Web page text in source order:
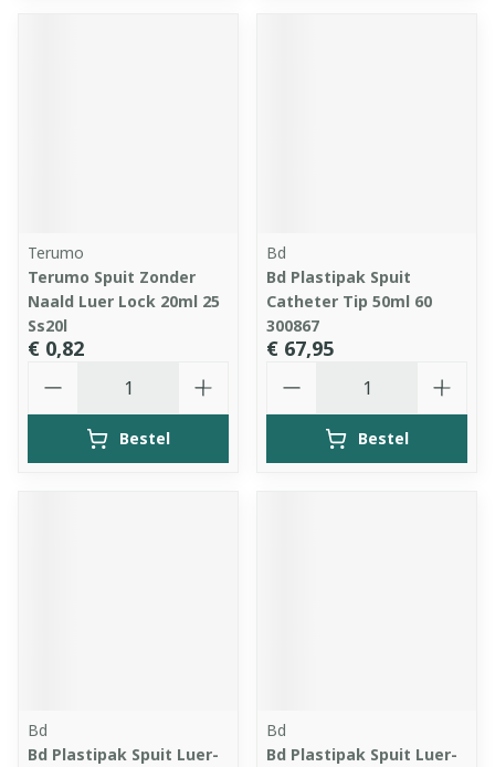
Terumo
Terumo Spuit Zonder
Naald Luer Lock 20ml 25
Ss20l
€ 0,82
Bestel
Bd
Bd Plastipak Spuit
Catheter Tip 50ml 60
300867
€ 67,95
Bestel
Bd
Bd Plastipak Spuit Luer-
Bd
Bd Plastipak Spuit Luer-